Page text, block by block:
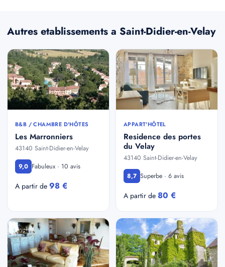
Autres etablissements a Saint-Didier-en-Velay
B&B / CHAMBRE D'HÔTES
Les Marronniers
43140 Saint-Didier-en-Velay
9,0 Fabuleux · 10 avis
A partir de 98 €
APPART'HÔTEL
Residence des portes
du Velay
43140 Saint-Didier-en-Velay
8,7 Superbe · 6 avis
A partir de 80 €